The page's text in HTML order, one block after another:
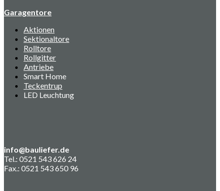
Garagentore
Aktionen
Sektionaltore
Rolltore
Rollgitter
Antriebe
Smart Home
Teckentrup
LED Leuchtung
info@bauliefer.de
Tel.: 0521 543 626 24
Fax.: 0521 543 650 96